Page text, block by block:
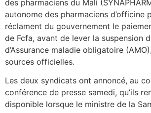
des pharmaciens du Mali
autonome des pharmaciens d’officine
réclament du gouvernement le
de Fcfa, avant de lever la suspension
d’Assurance maladie obligatoire
sources officielles.
Les deux syndicats ont annoncé, au
conférence de presse samedi, qu’ils
disponible lorsque le ministre de la